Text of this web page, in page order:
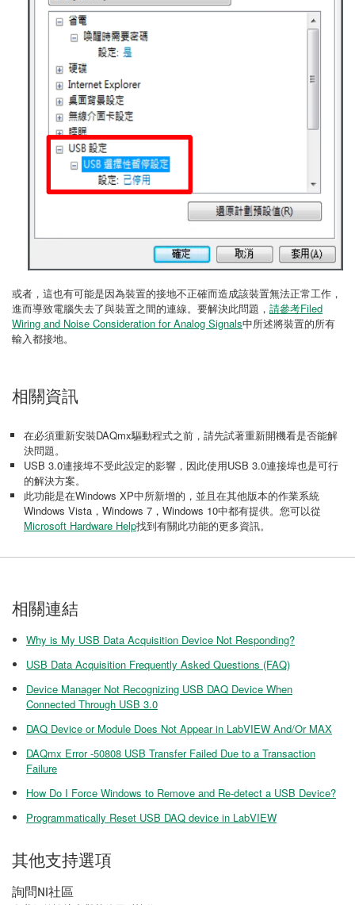
或者，這也有可能是因為裝置的接地不正確而造成該裝置無法正常工作，
進而導致電腦失去了與裝置之間的連線。要解決此問題， 請參考Filed
Wiring and Noise Consideration for Analog Signals中所述將裝置的所有
輸入都接地。
相關資訊
在必須重新安裝DAQmx驅動程式之前，請先試著重新開機看是否能解
決問題。
USB 3.0連接埠不受此設定的影響，因此使用USB 3.0連接埠也是可行
的解決方案。
此功能是在Windows XP中所新增的，並且在其他版本的作業系統
Windows Vista，Windows 7，Windows 10中都有提供。您可以從
Microsoft Hardware Help找到有關此功能的更多資訊。
相關連結
Why is My USB Data Acquisition Device Not Responding?
USB Data Acquisition Frequently Asked Questions (FAQ)
Device Manager Not Recognizing USB DAQ Device When
Connected Through USB 3.0
DAQ Device or Module Does Not Appear in LabVIEW And/Or MAX
DAQmx Error -50808 USB Transfer Failed Due to a Transaction
Failure
How Do I Force Windows to Remove and Re-detect a USB Device?
Programmatically Reset USB DAQ device in LabVIEW
其他支持選項
詢問NI社區